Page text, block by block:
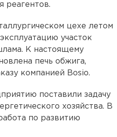
реагентов.
цехе летом
участок
К настоящему
печь обжига,
компанией Bosio.
поставили задачу
хозяйства. В
по развитию